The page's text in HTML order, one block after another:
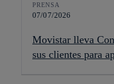
PRENSA
07/07/2026
Movistar lleva
sus clientes para